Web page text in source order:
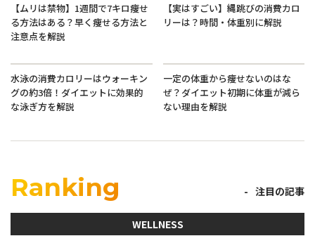
【ムリは禁物】1週間で7キロ痩せ
る方法はある？早く痩せる方法と
注意点を解説
【実はすごい】縄跳びの消費カロ
リーは？時間・体重別に解説
水泳の消費カロリーはウォーキン
グの約3倍！ダイエットに効果的
な泳ぎ方を解説
一定の体重から痩せないのはな
ぜ？ダイエット初期に体重が減ら
ない理由を解説
Ranking 注目の記事
WELLNESS